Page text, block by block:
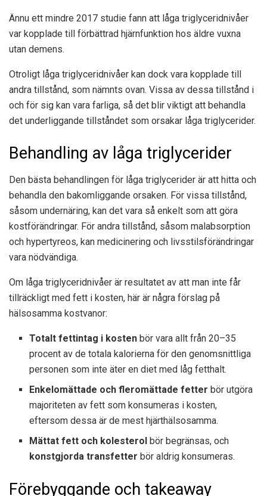
Ännu ett mindre 2017 studie fann att låga triglyceridnivåer
var kopplade till förbättrad hjärnfunktion hos äldre vuxna
utan demens.
Otroligt låga triglyceridnivåer kan dock vara kopplade till
andra tillstånd, som nämnts ovan. Vissa av dessa tillstånd i
och för sig kan vara farliga, så det blir viktigt att behandla
det underliggande tillståndet som orsakar låga triglycerider.
Behandling av låga triglycerider
Den bästa behandlingen för låga triglycerider är att hitta och
behandla den bakomliggande orsaken. För vissa tillstånd,
såsom undernäring, kan det vara så enkelt som att göra
kostförändringar. För andra tillstånd, såsom malabsorption
och hypertyreos, kan medicinering och livsstilsförändringar
vara nödvändiga.
Om låga triglyceridnivåer är resultatet av att man inte får
tillräckligt med fett i kosten, här är några förslag på
hälsosamma kostvanor:
Totalt fettintag i kosten bör vara allt från 20–35
procent av de totala kalorierna för den genomsnittliga
personen som inte äter en diet med låg fetthalt.
Enkelomättade och fleromättade fetter bör utgöra
majoriteten av fett som konsumeras i kosten,
eftersom dessa är de mest hjärthälsosamma.
Mättat fett och kolesterol bör begränsas, och
konstgjorda transfetter bör aldrig konsumeras.
Förebyggande och takeaway